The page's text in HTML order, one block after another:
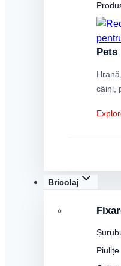
Pets
câini,
Bricolaj
Piulițe